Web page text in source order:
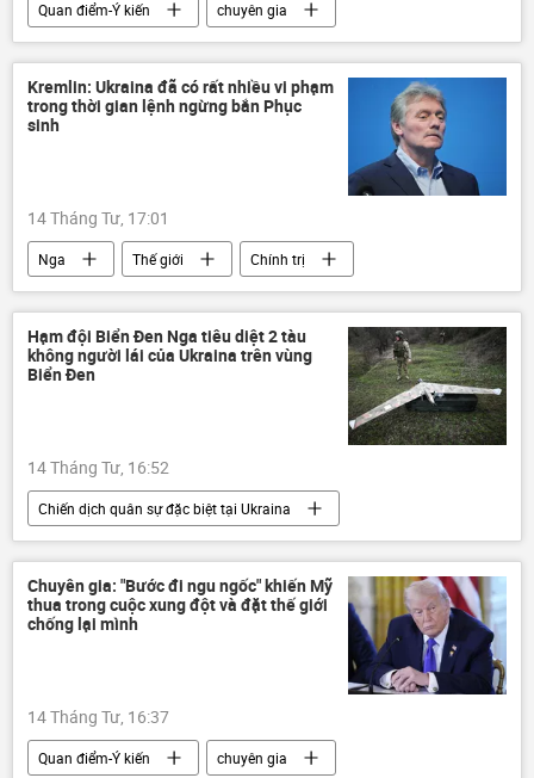
Quan điểm-Ý kiến
chuyên gia
Thế giới
Chính trị
Iran
eo biển Hormuz
xung đột
Trung Đông
Kremlin: Ukraina đã có rất nhiều vi phạm
trong thời gian lệnh ngừng bắn Phục
sinh
14 Tháng Tư, 17:01
Nga Thế giới
Chính trị
Dmitry Peskov
Chiến dịch quân sự đặc biệt tại Ukraina
Phục Sinh
Điện Kremlin
Ukraina
Ngừng bắn
Hạm đội Biển Đen Nga tiêu diệt 2 tàu
không người lái của Ukraina trên vùng
Biển Đen
14 Tháng Tư, 16:52
Chiến dịch quân sự đặc biệt tại Ukraina
Thế giới
Quân sự
Quân đội Ukraina
Nga
Quân đội Nga
Bộ Quốc phòng Nga
Chuyên gia: "Bước đi ngu ngốc" khiến Mỹ
thua trong cuộc xung đột và đặt thế giới
chống lại mình
14 Tháng Tư, 16:37
Quan điểm-Ý kiến
chuyên gia